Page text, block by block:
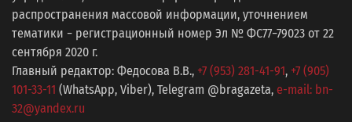
распространения массовой информации, уточнением
тематики − регистрационный номер Эл № ФС77−79023 от 22
сентября 2020 г.
Главный редактор: Федосова В.В., +7 (953) 281-41-91, +7 (905)
101-33-11 (WhatsApp, Viber), Telegram @bragazeta, e-mail: bn-
32@yandex.ru